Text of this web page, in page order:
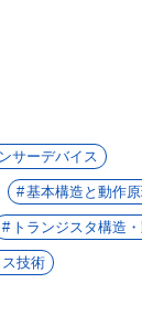
サーデバイス
基本構造と動作
トランジスタ構造
技術